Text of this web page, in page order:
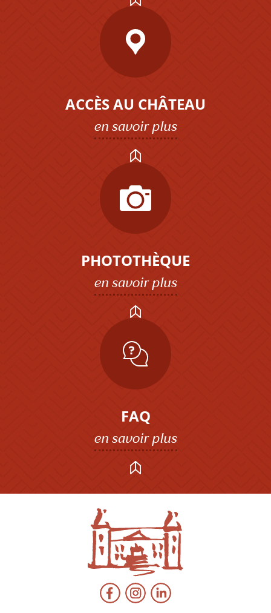
ACCÈS AU CHÂTEAU
en savoir plus
PHOTOTHÈQUE
en savoir plus
FAQ
en savoir plus